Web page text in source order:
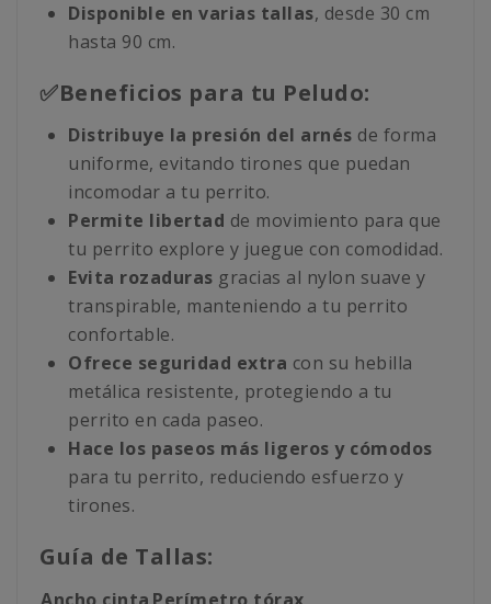
Disponible en varias tallas, desde 30 cm
hasta 90 cm.
✅Beneficios para tu Peludo:
Distribuye la presión del arnés de forma
uniforme, evitando tirones que puedan
incomodar a tu perrito.
Permite libertad de movimiento para que
tu perrito explore y juegue con comodidad.
Evita rozaduras gracias al nylon suave y
transpirable, manteniendo a tu perrito
confortable.
Ofrece seguridad extra con su hebilla
metálica resistente, protegiendo a tu
perrito en cada paseo.
Hace los paseos más ligeros y cómodos
para tu perrito, reduciendo esfuerzo y
tirones.
Guía de Tallas: